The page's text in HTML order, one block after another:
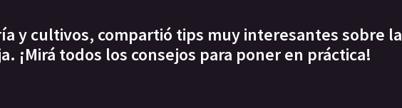
y cultivos, compartió tips muy interesantes sobre la
¡Mirá todos los consejos para poner en práctica!